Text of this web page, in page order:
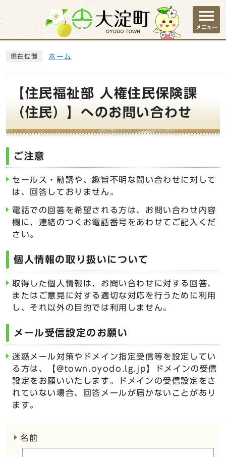
ページの先頭です
メニュー
現在位置 ホーム
【住民福祉部 人権住民保険課
（住民）】へのお問い合わせ
ご注意
セールス・勧誘や、趣旨不明な問い合わせに対して
は、回答しておりません。
電話での回答を希望される方は、お問い合わせ内容
欄に、連絡のつくお電話番号をあわせてご記入くだ
さい。
個人情報の取り扱いについて
取得した個人情報は、お問い合わせに対する回答、
またはご意見に対する適切な対応を行うために利用
し、それ以外の目的では利用しません。
メール受信設定のお願い
迷惑メール対策やドメイン指定受信等を設定してい
る方は、【@town.oyodo.lg.jp】ドメインの受信
設定をお願いいたします。ドメインの受信設定をさ
れていない場合、回答メールが届かないことがあり
ます。
名前